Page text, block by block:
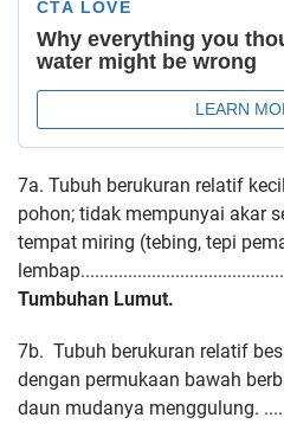
7a. Tubuh berukuran relatif
pohon; tidak mempunyai akar
tempat miring (tebing, tepi
Tumbuhan Lumut.
7b. Tubuh berukuran relatif
dengan permukaan bawah
daun mudanya menggulung.